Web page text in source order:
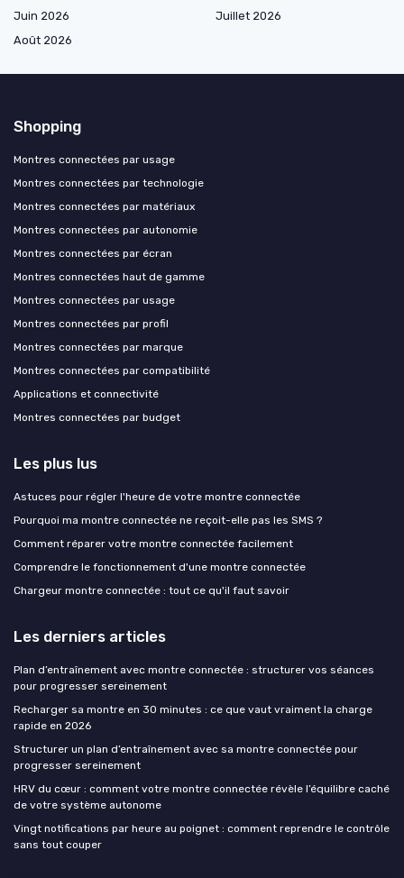
Juin 2026
Juillet 2026
Août 2026
Shopping
Montres connectées par usage
Montres connectées par technologie
Montres connectées par matériaux
Montres connectées par autonomie
Montres connectées par écran
Montres connectées haut de gamme
Montres connectées par usage
Montres connectées par profil
Montres connectées par marque
Montres connectées par compatibilité
Applications et connectivité
Montres connectées par budget
Les plus lus
Astuces pour régler l'heure de votre montre connectée
Pourquoi ma montre connectée ne reçoit-elle pas les SMS ?
Comment réparer votre montre connectée facilement
Comprendre le fonctionnement d'une montre connectée
Chargeur montre connectée : tout ce qu'il faut savoir
Les derniers articles
Plan d’entraînement avec montre connectée : structurer vos séances
pour progresser sereinement
Recharger sa montre en 30 minutes : ce que vaut vraiment la charge
rapide en 2026
Structurer un plan d’entraînement avec sa montre connectée pour
progresser sereinement
HRV du cœur : comment votre montre connectée révèle l’équilibre caché
de votre système autonome
Vingt notifications par heure au poignet : comment reprendre le contrôle
sans tout couper